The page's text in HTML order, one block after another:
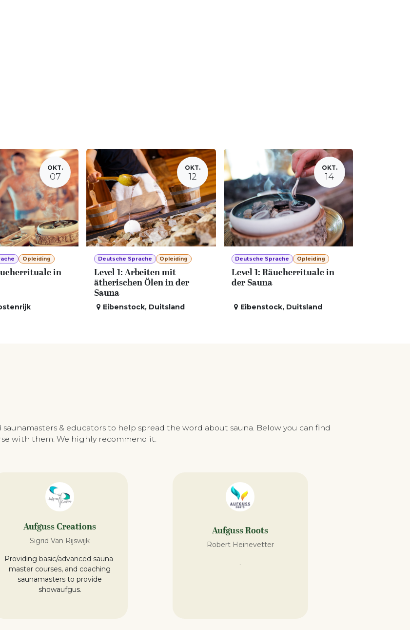
OKT.
07
Opleiding
in
OKT.
12
Deutsche Sprache Opleiding
Level 1: Arbeiten mit
ätherischen Ölen in der
Sauna
Eibenstock, Duitsland
OKT.
14
Deutsche Sprache Opleiding
Level 1: Räucherrituale in
der Sauna
Eibenstock, Duitsland
& educators to help spread the word about sauna. Below you can find
with them. We highly recommend it.
Aufguss Creations
Sigrid Van Rijswijk
Providing basic/advanced sauna-
master courses, and coaching
saunamasters to provide
showaufgus.
Aufguss Roots
Robert Heinevetter
.